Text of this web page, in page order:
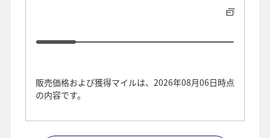
販売価格および獲得マイルは、2026年08月06日時点
の内容です。